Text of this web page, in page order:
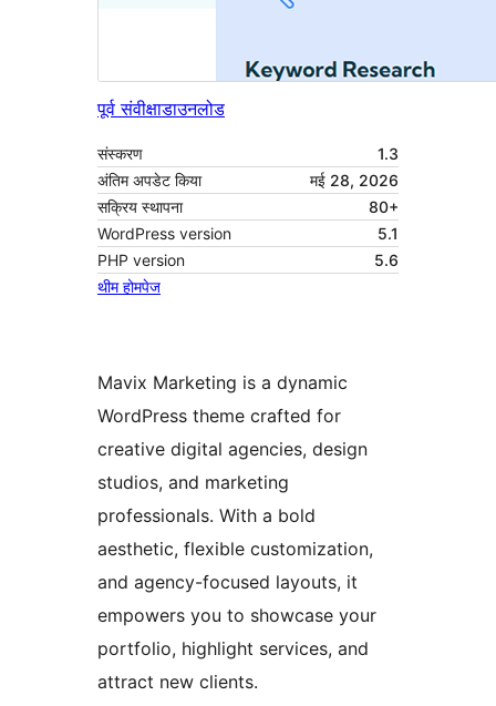
पूर्व संवीक्षाडाउनलोड
संस्करण
1.3
अंतिम अपडेट किया
मई 28, 2026
सक्रिय स्थापना
80+
WordPress version
5.1
PHP version
5.6
थीम होमपेज
Mavix Marketing is a dynamic
WordPress theme crafted for
creative digital agencies, design
studios, and marketing
professionals. With a bold
aesthetic, flexible customization,
and agency-focused layouts, it
empowers you to showcase your
portfolio, highlight services, and
attract new clients.